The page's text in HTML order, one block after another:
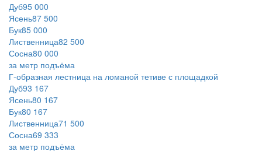
Дуб95 000
Ясень87 500
Бук85 000
Лиственница82 500
Сосна80 000
за метр подъёма
Г‑образная лестница на ломаной тетиве с площадкой
Дуб93 167
Ясень80 167
Бук80 167
Лиственница71 500
Сосна69 333
за метр подъёма